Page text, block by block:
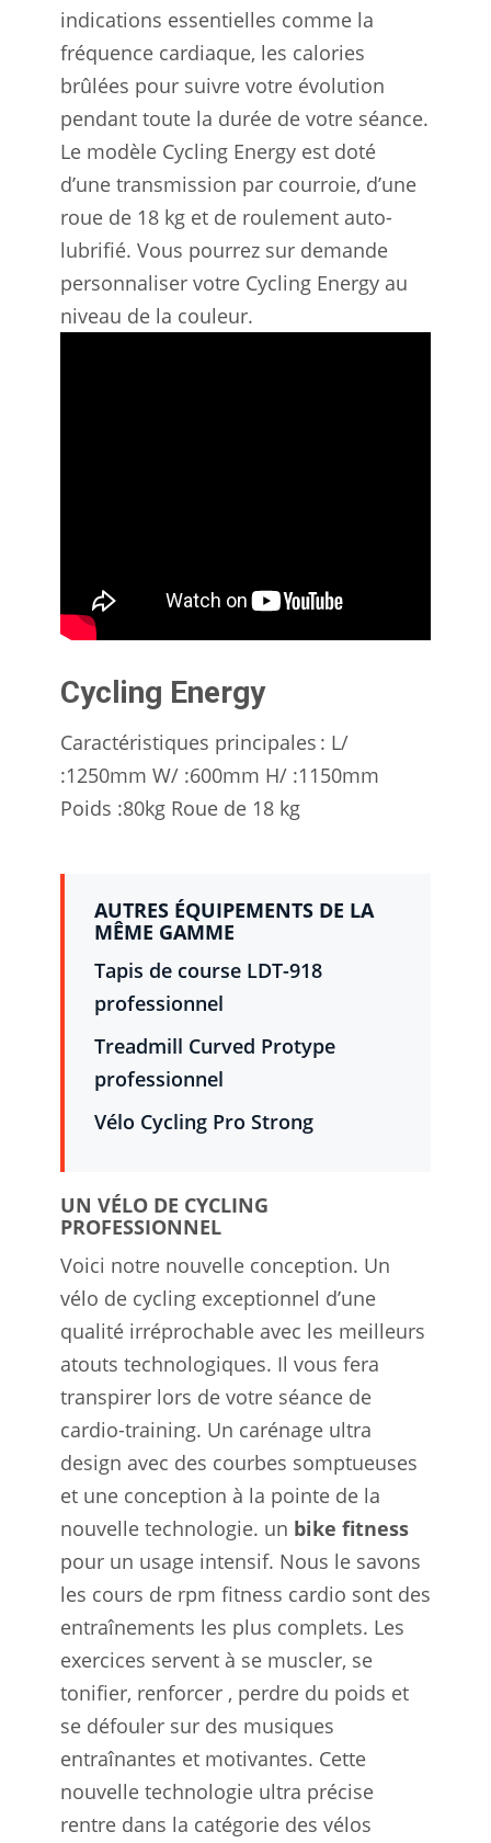
indications essentielles comme la
fréquence cardiaque, les calories
brûlées pour suivre votre évolution
pendant toute la durée de votre séance.
Le modèle Cycling Energy est doté
d’une transmission par courroie, d’une
roue de 18 kg et de roulement auto-
lubrifié. Vous pourrez sur demande
personnaliser votre Cycling Energy au
niveau de la couleur.
Cycling Energy
Caractéristiques principales : L/
:1250mm W/ :600mm H/ :1150mm
Poids :80kg Roue de 18 kg
AUTRES ÉQUIPEMENTS DE LA
MÊME GAMME
Tapis de course LDT-918
professionnel
Treadmill Curved Protype
professionnel
Vélo Cycling Pro Strong
UN VÉLO DE CYCLING
PROFESSIONNEL
Voici notre nouvelle conception. Un
vélo de cycling exceptionnel d’une
qualité irréprochable avec les meilleurs
atouts technologiques. Il vous fera
transpirer lors de votre séance de
cardio-training. Un carénage ultra
design avec des courbes somptueuses
et une conception à la pointe de la
nouvelle technologie. un bike fitness
pour un usage intensif. Nous le savons
les cours de rpm fitness cardio sont des
entraînements les plus complets. Les
exercices servent à se muscler, se
tonifier, renforcer , perdre du poids et
se défouler sur des musiques
entraînantes et motivantes. Cette
nouvelle technologie ultra précise
rentre dans la catégorie des vélos